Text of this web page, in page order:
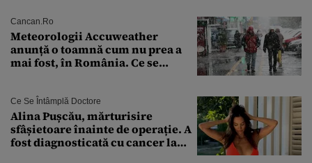
Cancan.ro
Meteorologii Accuweather
anunță o toamnă cum nu prea a
mai fost, în România. Ce se
București. Pe ce dată ninge
Ce Se Întâmplă Doctore
Alina Pușcău, mărturisire
sfâșietoare înainte de operație. A
fost diagnosticată cu cancer la